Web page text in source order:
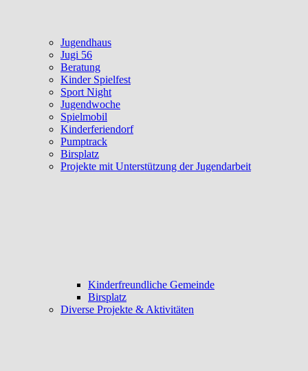
Jugendhaus
Jugi 56
Beratung
Kinder Spielfest
Sport Night
Jugendwoche
Spielmobil
Kinderferiendorf
Pumptrack
Birsplatz
Projekte mit Unterstützung der Jugendarbeit
Kinderfreundliche Gemeinde
Birsplatz
Diverse Projekte & Aktivitäten